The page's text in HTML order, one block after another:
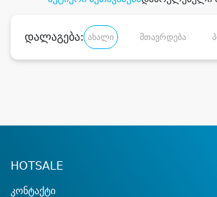
დალაგება: ახალი მთავრდება
HOTSALE
კონტაქტი